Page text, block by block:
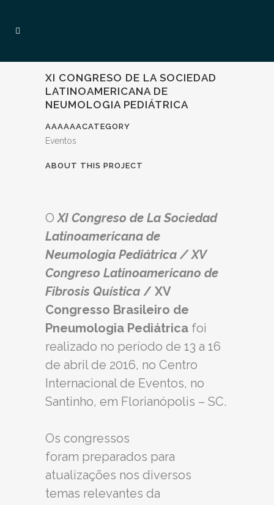
XI CONGRESO DE LA SOCIEDAD
LATINOAMERICANA DE
NEUMOLOGIA PEDIÁTRICA
AAAAAACATEGORY
Eventos
ABOUT THIS PROJECT
OXI Congreso de La Sociedad
Latinoamericana de
Neumologia Pediátrica / XV
Congreso Latinoamericano de
Fibrosis Quística / XV
Congresso Brasileiro de
Pneumologia Pediátrica foi
realizado no período de 13 a 16
de abril de 2016, no Centro
Internacional de Eventos, no
Santinho, em Florianópolis – SC.
Os congressos
foram preparados para
atualizações nos diversos
temas relevantes da